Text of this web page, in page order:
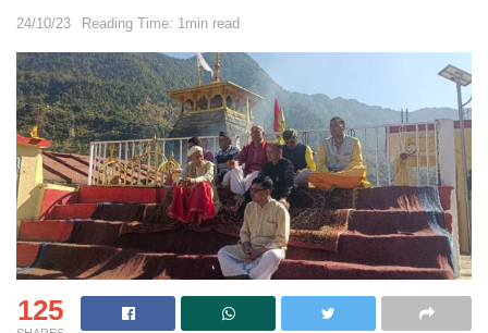
24/10/23 Reading Time: 1min read
125